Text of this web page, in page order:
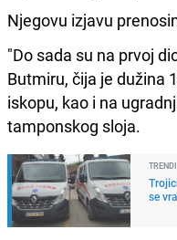
Njegovu izjavu
"Do sada su na prvoj
Butmiru, čija je dužina
iskopu, kao i na
tamponskog sloja.
se